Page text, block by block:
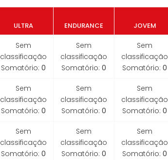
ULTRA ENDURANCE JOVEM
Sem
classificação
Somatório: 0
Sem
classificação
Somatório: 0
Sem
classificação
Somatório: 0
Sem
classificação
Somatório: 0
Sem
classificação
Somatório: 0
Sem
classificação
Somatório: 0
Sem
classificação
Somatório: 0
Sem
classificação
Somatório: 0
Sem
classificação
Somatório: 0